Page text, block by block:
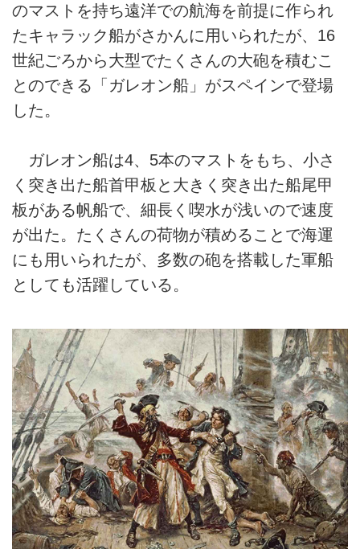
のマストを持ち遠洋での航海を前提に作られ
たキャラック船がさかんに用いられたが、16
世紀ごろから大型でたくさんの大砲を積むこ
とのできる「ガレオン船」がスペインで登場
した。
ガレオン船は4、5本のマストをもち、小さ
く突き出た船首甲板と大きく突き出た船尾甲
板がある帆船で、細長く喫水が浅いので速度
が出た。たくさんの荷物が積めることで海運
にも用いられたが、多数の砲を搭載した軍船
としても活躍している。